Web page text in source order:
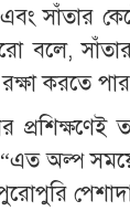
সাঁতার
করতে
“এত অল্প